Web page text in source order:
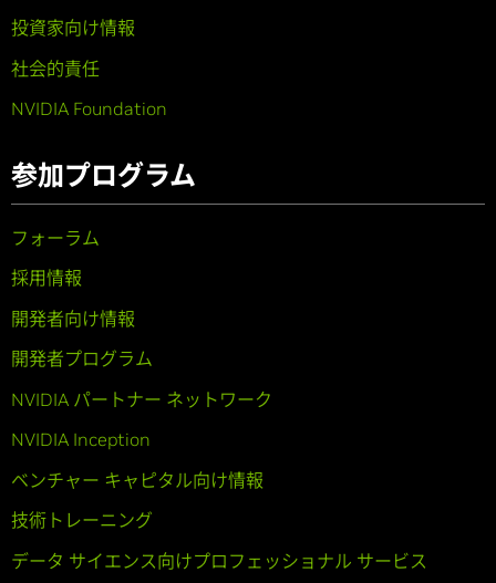
投資家向け情報
社会的責任
NVIDIA Foundation
参加プログラム
フォーラム
採用情報
開発者向け情報
開発者プログラム
NVIDIA パートナー ネットワーク
NVIDIA Inception
ベンチャー キャピタル向け情報
技術トレーニング
データ サイエンス向けプロフェッショナル サービス